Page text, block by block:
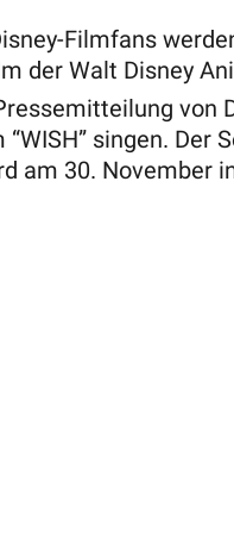
Filmfans
der Walt Disney
von
singen. Der
am 30. November